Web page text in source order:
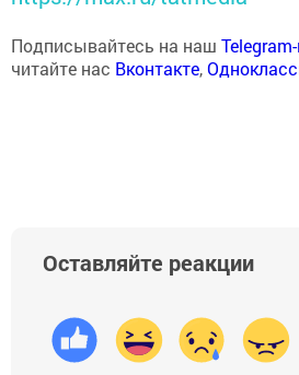
Подписывайтесь на наш
читайте нас Вконтакте,
Оставляйте реакции